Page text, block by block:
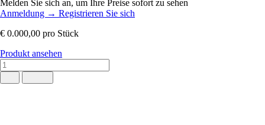
Melden Sie sich an, um Ihre Preise sofort zu sehen
Anmeldung → Registrieren Sie sich
€ 0.000,00 pro Stück
Produkt ansehen